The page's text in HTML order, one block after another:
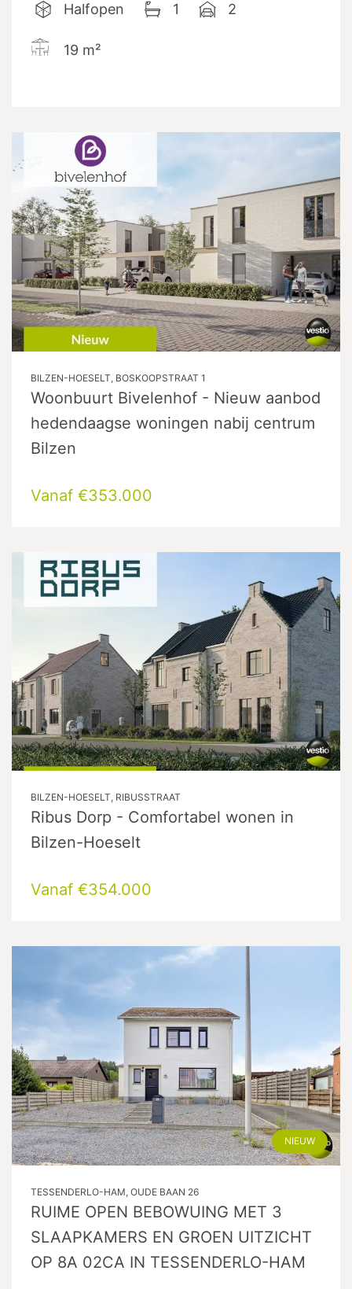
Halfopen 1 2
19 m²
BILZEN-HOESELT, BOSKOOPSTRAAT 1
Woonbuurt Bivelenhof - Nieuw aanbod
hedendaagse woningen nabij centrum
Bilzen
Vanaf €353.000
BILZEN-HOESELT, RIBUSSTRAAT
Ribus Dorp - Comfortabel wonen in
Bilzen-Hoeselt
Vanaf €354.000
NIEUW
TESSENDERLO-HAM, OUDE BAAN 26
RUIME OPEN BEBOWUING MET 3
SLAAPKAMERS EN GROEN UITZICHT
OP 8A 02CA IN TESSENDERLO-HAM